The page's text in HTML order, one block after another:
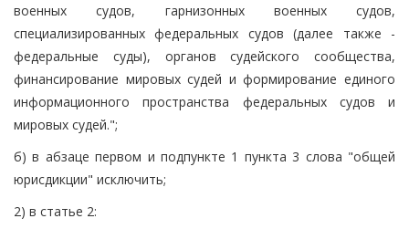
военных судов, гарнизонных военных судов,
специализированных федеральных судов (далее также -
федеральные суды), органов судейского сообщества,
финансирование мировых судей и формирование единого
информационного пространства федеральных судов и
мировых судей.";
б) в абзаце первом и подпункте 1 пункта 3 слова "общей
юрисдикции" исключить;
2) в статье 2: